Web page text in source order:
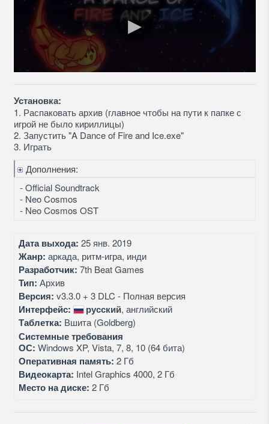
Установка:
1. Распаковать архив (главное чтобы на пути к папке с
игрой не было кириллицы)
2. Запустить "A Dance of Fire and Ice.exe"
3. Играть
Дополнения:
- Official Soundtrack
- Neo Cosmos
- Neo Cosmos OST
Дата выхода: 25 янв. 2019
Жанр: аркада, ритм-игра, инди
Разработчик: 7th Beat Games
Тип: Архив
Версия: v3.3.0 + 3 DLC - Полная версия
Интерфейс: русский, английский
Таблетка: Вшита (Goldberg)
Системные требования
ОС: Windows XP, Vista, 7, 8, 10 (64 бита)
Оперативная память: 2 Гб
Видеокарта: Intel Graphics 4000, 2 Гб
Место на диске: 2 Гб